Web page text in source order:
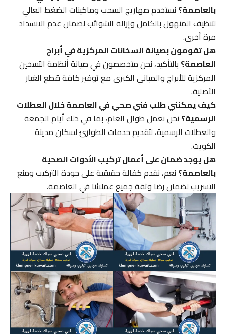
بالعاصمة؟نستخدم صهاريج السحب وماكينات الضغط العالي
لتنظيف المنهول بالكامل وإزالة الشوائب لضمان عدم الانسداد
مرة أخرى.
هل تقومون بصيانة السخانات المركزية في أبراج
العاصمة؟بالتأكيد، نحن متخصصون في صيانة أنظمة التسخين
المركزية للأبراج والمباني الكبرى مع توفير كافة قطع الغيار
الأصلية.
كيف يمكنني طلب فني صحي في العاصمة خلال العطلات
الرسمية؟نحن نعمل طوال العام، بما في ذلك أيام الجمعة
والعطلات الرسمية، لتقديم خدمات الطوارئ لسكان مدينة
الكويت.
هل يوجد ضمان على أعمال تركيب الأدوات الصحية
بالعاصمة؟نعم، نقدم كفالة حقيقية على جودة التركيب ومنع
التسريب لضمان رضا وثقة جميع عملائنا في العاصمة.